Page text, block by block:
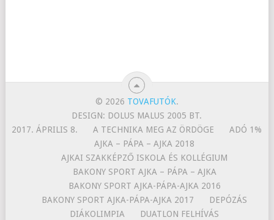
© 2026 TOVAFUTÓK.
DESIGN: DOLUS MALUS 2005 BT.
2017. ÁPRILIS 8.
A TECHNIKA MEG AZ ÖRDÖGE
ADÓ 1%
AJKA – PÁPA – AJKA 2018
AJKAI SZAKKÉPZŐ ISKOLA ÉS KOLLÉGIUM
BAKONY SPORT AJKA – PÁPA – AJKA
BAKONY SPORT AJKA-PÁPA-AJKA 2016
BAKONY SPORT AJKA-PÁPA-AJKA 2017
DEPÓZÁS
DIÁKOLIMPIA
DUATLON FELHÍVÁS